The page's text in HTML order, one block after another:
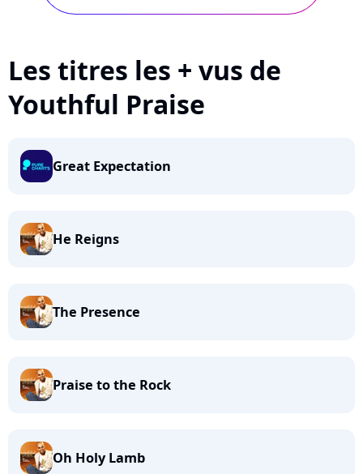
Les titres les + vus de
Youthful Praise
Great Expectation
He Reigns
The Presence
Praise to the Rock
Oh Holy Lamb